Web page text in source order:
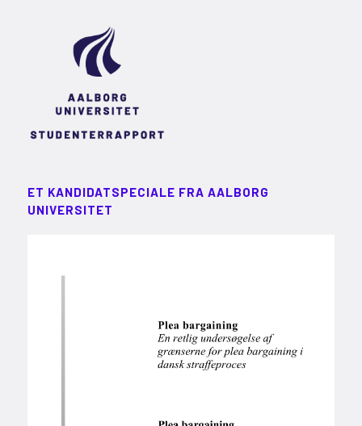
ET KANDIDATSPECIALE FRA AALBORG
UNIVERSITET